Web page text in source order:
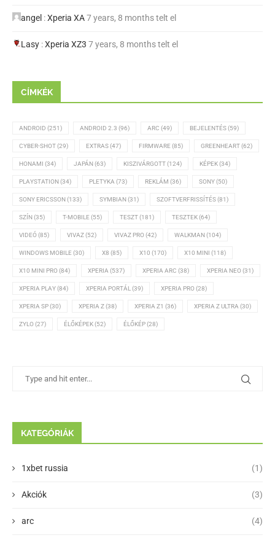
angel :Xperia XA7 years, 8 months telt el
Lasy :Xperia XZ3 7 years, 8 months telt el
CÍMKÉK
ANDROID (251) ANDROID 2.3 (96) ARC (49) BEJELENTÉS(59)
CYBER-SHOT(29) EXTRAS(47) FIRMWARE(85) GREENHEART(62)
HONAMI (34) JAPÁN(63) KISZIVÁRGOTT(124) KÉPEK(34)
PLAYSTATION(34) PLETYKA (73) REKLÁM (36) SONY(50)
SONY ERICSSON(133) SYMBIAN(31) SZOFTVERFRISSÍTÉS(81)
SZÍN(35) T-MOBILE(55) TESZT(181) TESZTEK(64)
VIDEÓ(85) VIVAZ(52) VIVAZ PRO(42) WALKMAN(104)
WINDOWS MOBILE(30) X8 (85) X10 (170) X10 MINI (118)
X10 MINI PRO(84) XPERIA (537) XPERIA ARC (38) XPERIA NEO(31)
XPERIA PLAY(84) XPERIA PORTÁL(39) XPERIA PRO(28)
XPERIA SP(30) XPERIA Z(38) XPERIA Z1 (36) XPERIA Z ULTRA (30)
ZYLO(27) ÉLŐKÉPEK(52) ÉLŐKÉP(28)
KATEGÓRIÁK
1xbet russia (1)
Akciók (3)
arc (4)